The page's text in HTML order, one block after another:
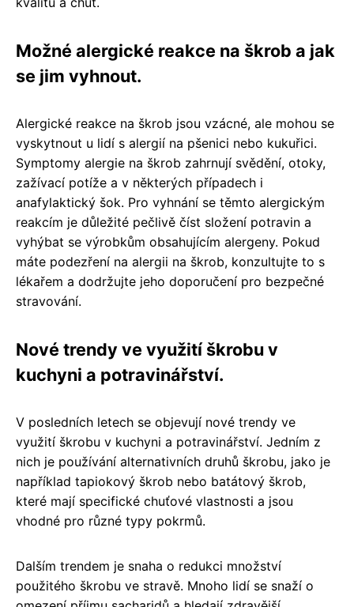
Možné alergické reakce na škrob a jak
se jim vyhnout.
Alergické reakce na škrob jsou vzácné, ale mohou se
vyskytnout u lidí s alergií na pšenici nebo kukuřici.
Symptomy alergie na škrob zahrnují svědění, otoky,
zažívací potíže a v některých případech i
anafylaktický šok. Pro vyhnání se těmto alergickým
reakcím je důležité pečlivě číst složení potravin a
vyhýbat se výrobkům obsahujícím alergeny. Pokud
máte podezření na alergii na škrob, konzultujte to s
lékařem a dodržujte jeho doporučení pro bezpečné
stravování.
Nové trendy ve využití škrobu v
kuchyni a potravinářství.
V posledních letech se objevují nové trendy ve
využití škrobu v kuchyni a potravinářství. Jedním z
nich je používání alternativních druhů škrobu, jako je
například tapiokový škrob nebo batátový škrob,
které mají specifické chuťové vlastnosti a jsou
vhodné pro různé typy pokrmů.
Dalším trendem je snaha o redukci množství
použitého škrobu ve stravě. Mnoho lidí se snaží o